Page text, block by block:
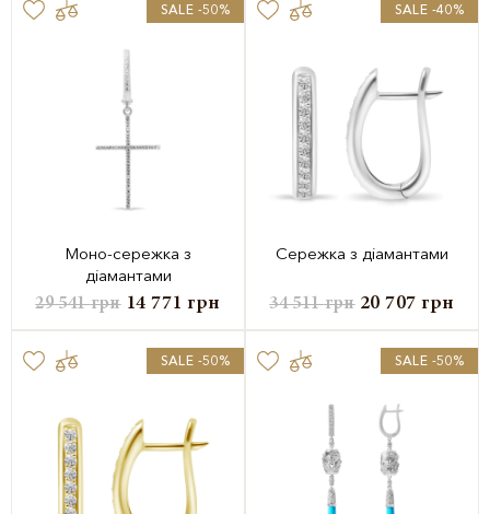
SALE -50%
Моно-сережка з
діамантами
29 541грн 14 771 грн
SALE -40%
Сережка з діамантами
34 511грн 20 707 грн
SALE -50% SALE -50%